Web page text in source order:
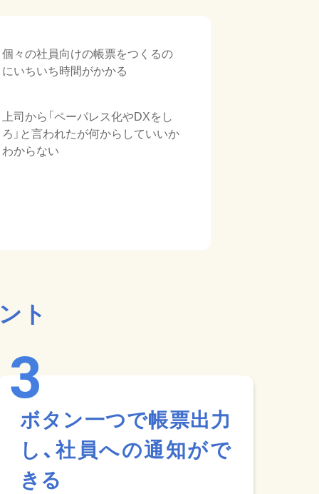
個々の社員向けの帳票をつくるの
にいちいち時間がかかる
上司から「ペーパレス化やDXをし
ろ」と言われたが何からしていいか
わからない
ト
ボタン一つで帳票出力
し、社員への通知がで
きる